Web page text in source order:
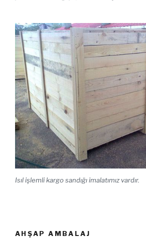
Isıl işlemli kargo sandığı imalatımız vardır.
AHŞAP AMBALAJ